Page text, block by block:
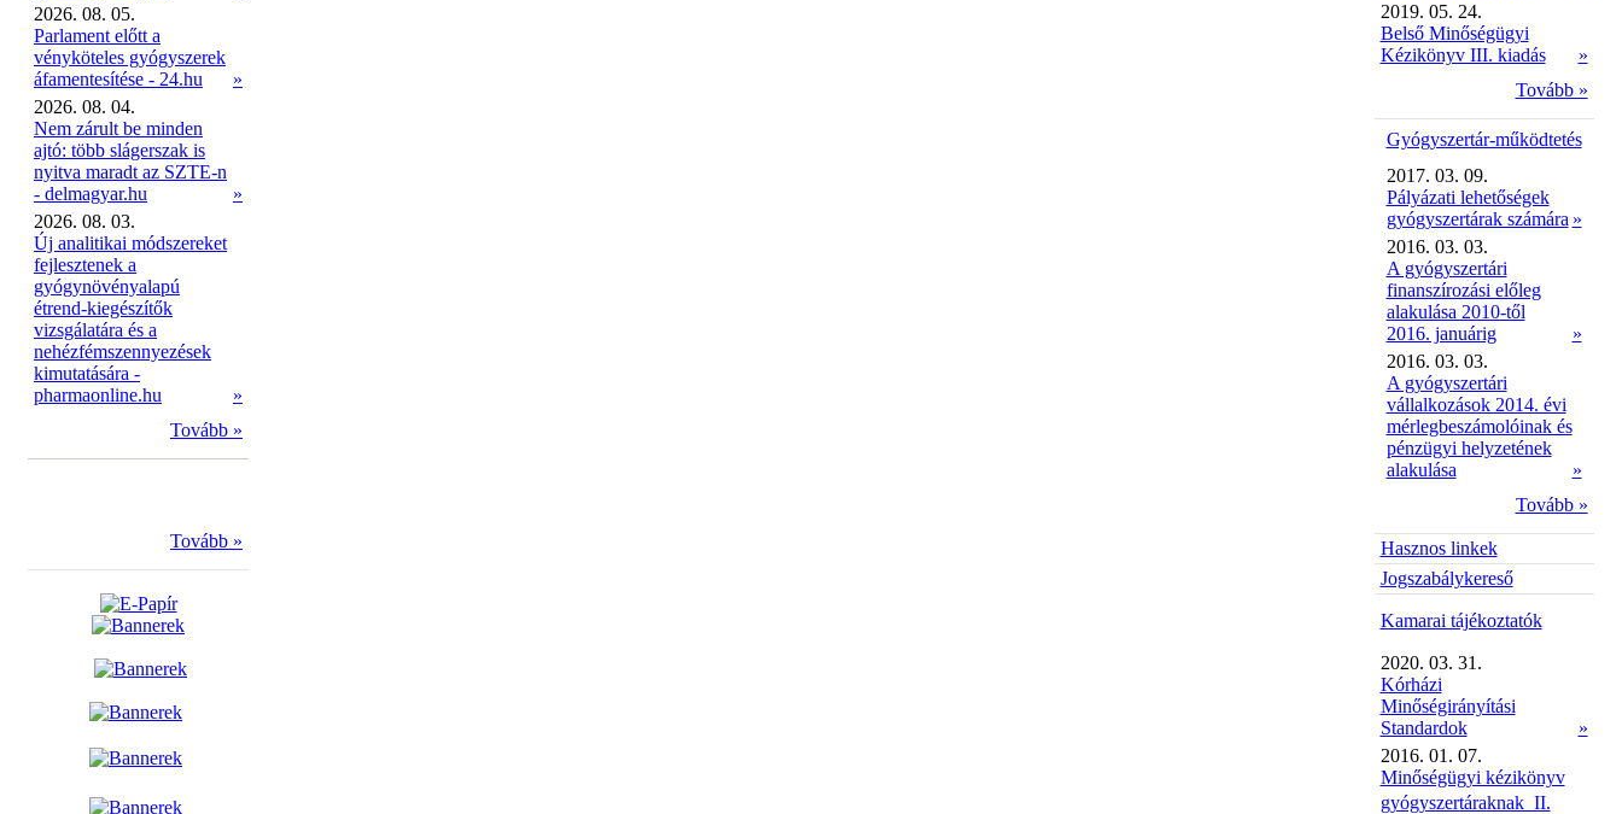
2026. 08. 05.
Parlament előtt a
vényköteles gyógyszerek
áfamentesítése - 24.hu
»
2026. 08. 04.
Nem zárult be minden
ajtó: több slágerszak is
nyitva maradt az SZTE-n
- delmagyar.hu
»
2026. 08. 03.
Új analitikai módszereket
fejlesztenek a
gyógynövényalapú
étrend-kiegészítők
vizsgálatára és a
nehézfémszennyezések
kimutatására -
pharmaonline.hu
»
Tovább »
Tovább »
2019. 05. 24.
Belső Minőségügyi
Kézikönyv III. kiadás
»
Tovább »
Gyógyszertár-működtetés
2017. 03. 09.
Pályázati lehetőségek
gyógyszertárak számára »
2016. 03. 03.
A gyógyszertári
finanszírozási előleg
alakulása 2010-től
2016. januárig
»
2016. 03. 03.
A gyógyszertári
vállalkozások 2014. évi
mérlegbeszámolóinak és
pénzügyi helyzetének
alakulása
»
Tovább »
Hasznos linkek
Jogszabálykereső
Kamarai tájékoztatók
2020. 03. 31.
Kórházi
Minőségirányítási
Standardok
»
2016. 01. 07.
Minőségügyi kézikönyv
gyógyszertáraknak  II.